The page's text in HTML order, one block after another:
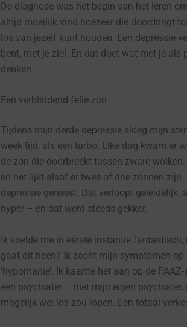
De diagnose was het begin van het leren
altijd moeilijk vind hoezeer die doordringt
los van jezelf kunt houden. Een depressie
bent, met je ziel. En dat doet wat met je
denken.
Een verblindend felle zon
Tijdens mijn derde depressie sloeg mijn
week tijd, als een turbo. Elke dag kwam er
de zon die doorbreekt tussen zware
en het lijkt alsof er twee of drie zonnen
depressie geneest. Dat verloopt geleidelijk,
hyper – en dat werd steeds gekker.
Ik voelde me in eerste instantie
gaat dit heen? Ik zocht mijn symptomen
‘hypomanie’. Ik kaartte het aan op de
een psychiater – niet mijn eigen
mogelijk wel los zou lopen. Een totaal